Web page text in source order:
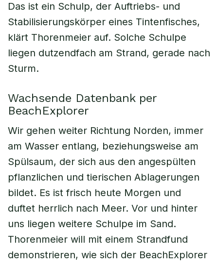
Das ist ein Schulp, der Auftriebs- und
Stabilisierungskörper eines Tintenfisches,
klärt Thorenmeier auf. Solche Schulpe
liegen dutzendfach am Strand, gerade nach
Sturm.
Wachsende Datenbank per
BeachExplorer
Wir gehen weiter Richtung Norden, immer
am Wasser entlang, beziehungsweise am
Spülsaum, der sich aus den angespülten
pflanzlichen und tierischen Ablagerungen
bildet. Es ist frisch heute Morgen und
duftet herrlich nach Meer. Vor und hinter
uns liegen weitere Schulpe im Sand.
Thorenmeier will mit einem Strandfund
demonstrieren, wie sich der BeachExplorer